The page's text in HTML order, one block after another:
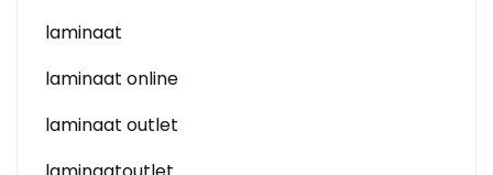
laminaat
laminaat online
laminaat outlet